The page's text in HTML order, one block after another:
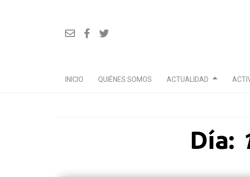
INICIO QUIÉNES SOMOS ACTUALIDAD
Día: